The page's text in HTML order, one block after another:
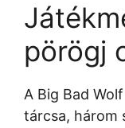
pörögj
A Big Bad
tárcsa, három